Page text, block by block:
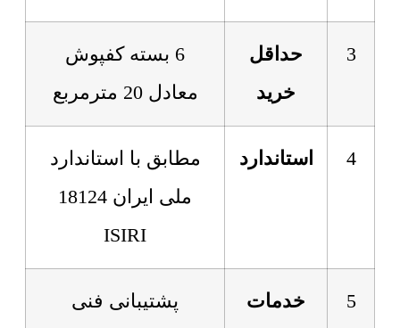
3
حداقل
خرید
6 بسته کفپوش
معادل 20 مترمربع
4 استاندارد
مطابق با استاندارد
ملی ایران 18124
ISIRI
5
خدمات
پشتیبانی فنی